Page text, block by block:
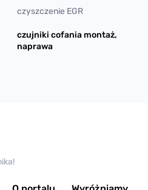
czyszczenie EGR
czujniki cofania montaż,
naprawa